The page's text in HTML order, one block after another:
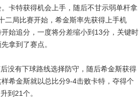
卡特获得机会上手，随后不甘示弱单杆拿
二局比赛开始，希金斯率先获得上手机
始追分，一度将分差缩小到13分，关键时
拿到了赛点。
有下球路线选择防守，随后希金斯获得
希金斯就以总比分9-4击败卡特，夺得个
到21个。